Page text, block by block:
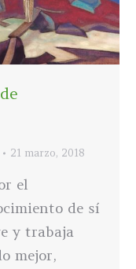
21 marzo, 2018
el
de sí
y trabaja
mejor,